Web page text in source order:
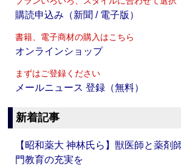
購読申込み（新聞 / 電子版）
書籍、電子商材の購入はこちら
オンラインショップ
まずはご登録ください
メールニュース 登録（無料）
新着記事
【昭和薬大 神林氏ら】獣医師と薬剤
門教育の充実を